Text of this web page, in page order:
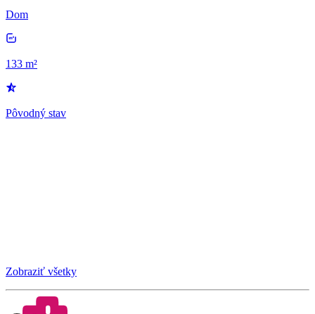
Dom
133 m²
Pôvodný stav
Zobraziť všetky